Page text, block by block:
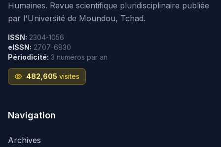
Humaines. Revue scientifique pluridisciplinaire publiée
par l'Université de Moundou, Tchad.
ISSN: 2304-1056
eISSN: 2707-6830
Périodicité: 3 numéros par an
482,605 visites
Navigation
Archives